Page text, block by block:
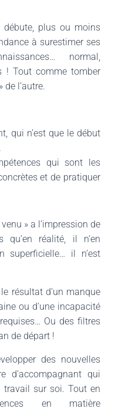
plus ou moins
à surestimer ses
normal,
! Tout comme tomber
l’autre.
qui n’est que le début
qui sont les
et de pratiquer
» a l’impression de
réalité, il n’en
superficielle… il n’est
résultat d’un manque
ou d’une incapacité
Ou des filtres
de départ !
des nouvelles
d’accompagnant qui
travail sur soi. Tout en
en matière